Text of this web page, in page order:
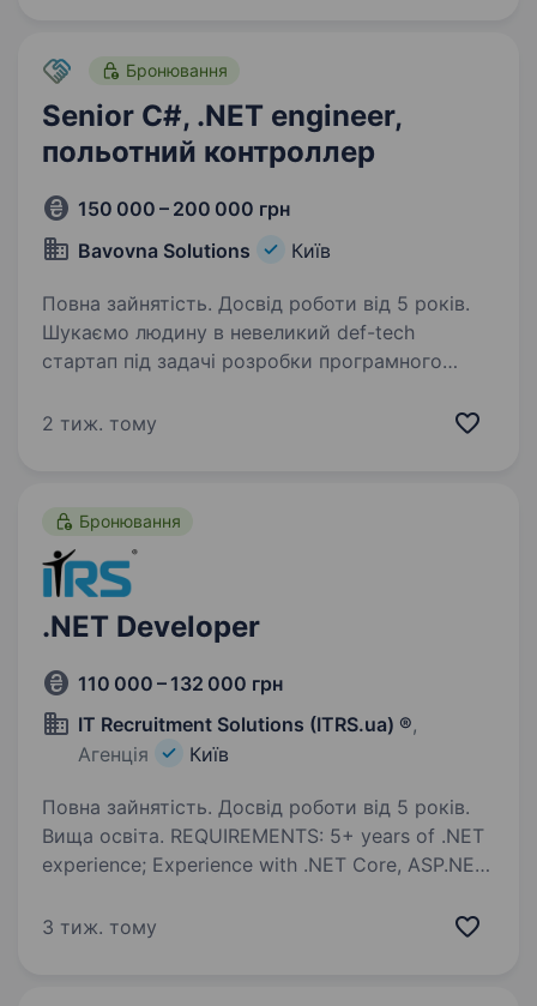
Бронювання
Senior C#, .NET engineer,
польотний контроллер
150 000 – 200 000 грн
Bavovna Solutions
Київ
Повна зайнятість. Досвід роботи від 5 років.
Шукаємо людину в невеликий def-tech
стартап під задачі розробки програмного
платформи автономної навігації та пілотування
2 тиж. тому
Бронювання
.NET Developer
110 000 – 132 000 грн
IT Recruitment Solutions (ITRS.ua) ®,
Агенція
Київ
Повна зайнятість. Досвід роботи від 5 років.
Вища освіта. REQUIREMENTS: 5+ years of .NET
experience; Experience with .NET Core, ASP.NET,
skills with MS SQL Server; Higher education;
3 тиж. тому